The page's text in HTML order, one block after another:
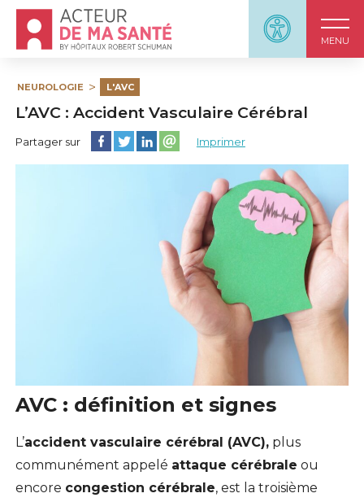
Panneau
MENU
Accueil - Acteur de ma santé, by HôpitauxRobert
NEUROLOGIE L'AVC
L’AVC : Accident Vasculaire Cérébral
Partager sur Partager cette page sur Facebook
Partager cette page sur Twitter
Partager cette page sur LinkedIn
Partager cette page sur email
Imprimer
AVC : définition et signes
L’accident vasculaire cérébral (AVC),plus
communément appelé attaque cérébrale ou
encore congestion cérébrale, est la troisième